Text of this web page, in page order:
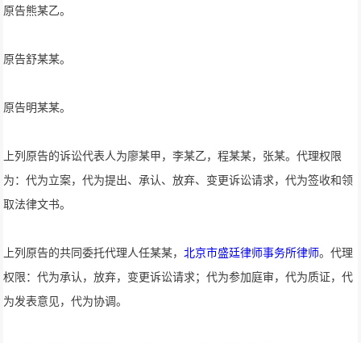
原告熊某乙。
原告舒某某。
原告明某某。
上列原告的诉讼代表人为廖某甲，李某乙，程某某，张某。代理权限
为：代为立案，代为提出、承认、放弃、变更诉讼请求，代为签收和领
取法律文书。
上列原告的共同委托代理人任某某，北京市盛廷律师事务所律师。代理
权限：代为承认，放弃，变更诉讼请求；代为参加庭审，代为质证，代
为发表意见，代为协调。